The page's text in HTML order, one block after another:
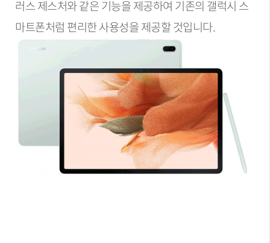
러스 제스처와 같은 기능을 제공하여 기존의 갤럭시 스
마트폰처럼 편리한 사용성을 제공할 것입니다.